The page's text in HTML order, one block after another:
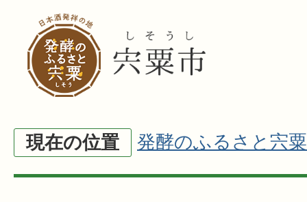
現在の位置 発酵のふるさと宍粟